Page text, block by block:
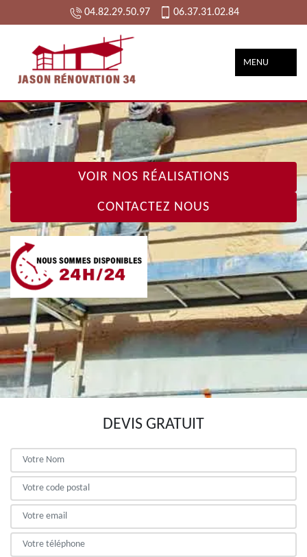
04.82.29.50.97 06.37.31.02.84
MENU
VOIR NOS RÉALISATIONS
CONTACTEZ NOUS
DEVIS GRATUIT